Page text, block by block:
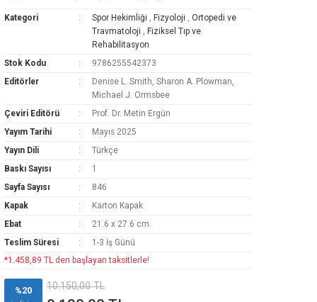
Kategori Spor Hekimliği , Fizyoloji , Ortopedi ve
Travmatoloji , Fiziksel Tıp ve
Rehabilitasyon
Stok Kodu
9786255542373
Editörler
Denise L. Smith, Sharon A. Plowman,
Michael J. Ormsbee
Çeviri Editörü
Prof. Dr. Metin Ergün
Yayım Tarihi
Mayıs 2025
Yayın Dili
Türkçe
Baskı Sayısı
1
Sayfa Sayısı
846
Kapak
Karton Kapak
Ebat
21.6 x 27.6 cm.
Teslim Süresi
1-3 İş Günü
*1.458,89 TL den başlayan taksitlerle!
%20 10.150,00 TL